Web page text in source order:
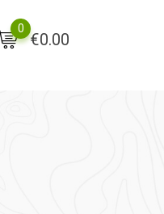
€0.00
0